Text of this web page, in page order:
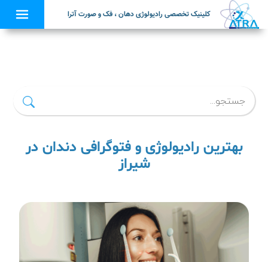
× کلینیک تخصصی رادیولوژی دهان ، فک و صورت آترا
بهترین رادیولوژی و فتوگرافی دندان در
شیراز